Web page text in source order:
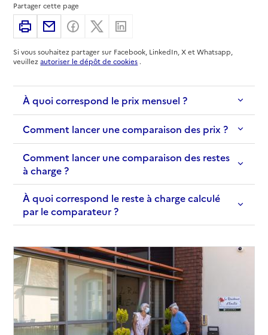
Partager cette page
ImprimerPartager par email
Partager sur Facebook
Partager sur X
Si vous souhaitez partager sur Facebook, LinkedIn, X et Whatsapp,
veuillezautoriser le dépôt de cookies .
À quoi correspond le prix mensuel ?
Comment lancer une comparaison des prix ?
Comment lancer une comparaison des restes
à charge ?
À quoi correspond le reste à charge calculé
par le comparateur ?